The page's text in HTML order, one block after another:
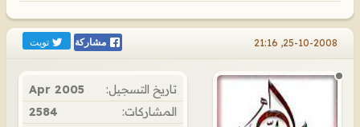
25-10-2008, 21:16 مشاركة تويت
تاريخ التسجيل:
Apr 2005
المشاركات:
2584